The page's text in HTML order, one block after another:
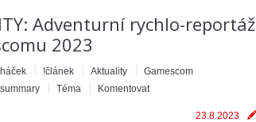
Adventurní rychlo-reportáž
2023
!článek Aktuality
Gamescom
Téma Komentovat
23.8.2023